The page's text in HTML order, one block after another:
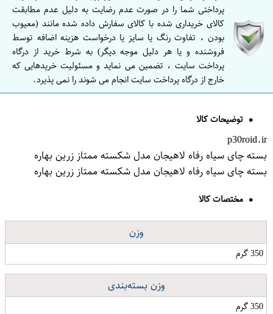
پرداختی شما را در صورت عدم رضایت به دلیل عدم مطابقت
کالای خریداری شده با کالای سفارش داده شده مانند (معیوب
بودن ، تفاوت رنگ یا سایز یا درخواست هزینه اضافه توسط
فروشنده و یا هر دلیل موجه دیگر) به شرط خرید از درگاه
پرداخت سایت ، تضمین می نماید و مسئولیت خریدهایی که
خارج از درگاه پرداخت سایت انجام می شوند را نمی پذیرد.
توضیحات کالا
p30roid.ir
بسته چای سیاه رفاه لاهیجان مدل شکسته ممتاز زرین بهاره
بسته چای سیاه رفاه لاهیجان مدل شکسته ممتاز زرین بهاره
مختصات کالا
وزن
350 گرم
وزن بسته‌بندی
350 گرم